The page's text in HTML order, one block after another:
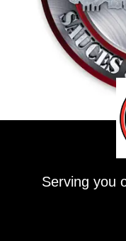
Serving you